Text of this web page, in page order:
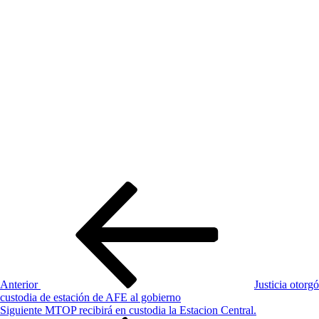
Anterior
Justicia otorgó
custodia de estación de AFE al gobierno
Siguiente
Siguiente MTOP recibirá en custodia la Estacion Central.